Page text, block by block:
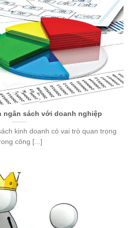
ngân sách với doanh nghiệp
kinh doanh có vai trò quan trọng
công [...]